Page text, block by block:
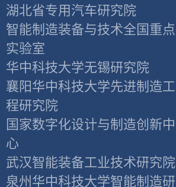
湖北省专用汽车研究院
智能制造装备与技术全国重点
实验室
华中科技大学无锡研究院
襄阳华中科技大学先进制造工
程研究院
国家数字化设计与制造创新中
心
武汉智能装备工业技术研究院
泉州华中科技大学智能制造研